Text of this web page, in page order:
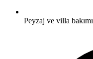
Peyzaj ve villa bakımı